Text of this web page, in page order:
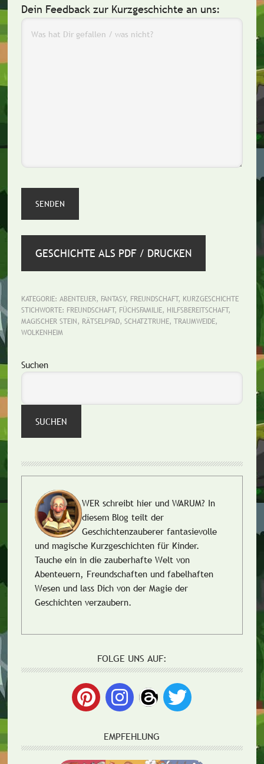
Dein Feedback zur Kurzgeschichte an uns:
GESCHICHTE ALS PDF / DRUCKEN
KATEGORIE: ABENTEUER, FANTASY, FREUNDSCHAFT, KURZGESCHICHTE
STICHWORTE: FREUNDSCHAFT, FÜCHSFAMILIE, HILFSBEREITSCHAFT,
MAGISCHER STEIN, RÄTSELPFAD, SCHATZTRUHE, TRAUMWEIDE,
WOLKENHEIM
Seitenspalte
Suchen
SUCHEN
WER schreibt hier und WARUM? In
diesem Blog teilt der
Geschichtenzauberer fantasievolle
und magische Kurzgeschichten für Kinder.
Tauche ein in die zauberhafte Welt von
Abenteuern, Freundschaften und fabelhaften
Wesen und lass Dich von der Magie der
Geschichten verzaubern.
FOLGE UNS AUF:
EMPFEHLUNG